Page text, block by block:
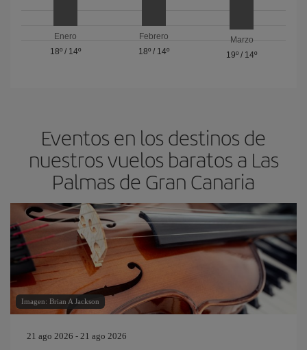
Enero
18º/ 14º
Febrero
18º/ 14º
Marzo
19º / 14º
Eventos en los destinos de
nuestros vuelos baratos a Las
Palmas de Gran Canaria
Imagen: Brian A Jackson
21 ago 2026 - 21 ago 2026